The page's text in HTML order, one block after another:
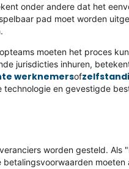
onder andere dat het
pad moet worden
moeten het proces
jurisdicties inhuren,
werknemersof
technologie en gevestigde
worden gesteld. Als
moeten